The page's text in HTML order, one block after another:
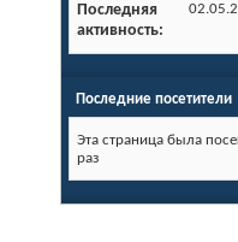
Последняя
активность
Последние посетители
Эта страница была
раз